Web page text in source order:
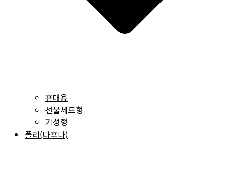
휴대용
선물세트형
기성형
폴리(다후다)